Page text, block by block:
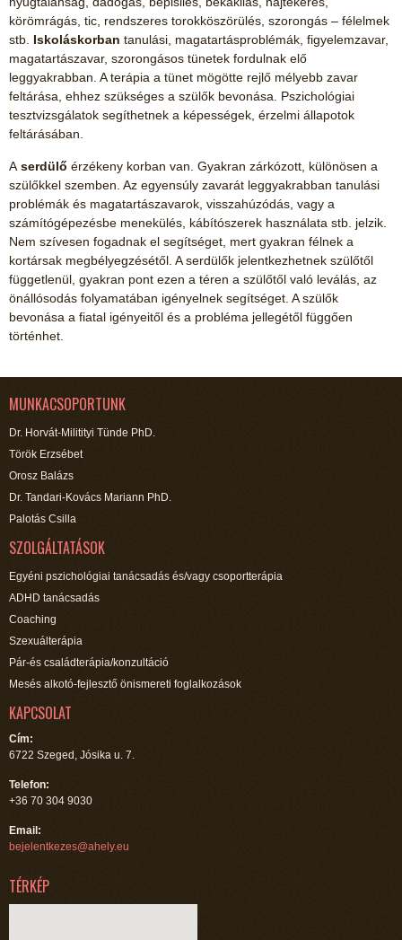
körömrágás, tic, rendszeres torokköszörülés, szorongás – félelmek
stb. Iskoláskorban tanulási, magatartásproblémák, figyelemzavar,
magatartászavar, szorongásos tünetek fordulnak elő
leggyakrabban. A terápia a tünet mögötte rejlő mélyebb zavar
feltárása, ehhez szükséges a szülők bevonása. Pszichológiai
tesztvizsgálatok segíthetnek a képességek, érzelmi állapotok
feltárásában.
A serdülő érzékeny korban van. Gyakran zárkózott, különösen a
szülőkkel szemben. Az egyensúly zavarát leggyakrabban tanulási
problémák és magatartászavarok, visszahúzódás, vagy a
számítógépezésbe menekülés, kábítószerek használata stb. jelzik.
Nem szívesen fogadnak el segítséget, mert gyakran félnek a
kortársak megbélyegzésétől. A serdülők jelentkezhetnek szülőtől
függetlenül, gyakran pont ezen a téren a szülőtől való leválás, az
önállósodás folyamatában igényelnek segítséget. A szülők
bevonása a fiatal igényeitől és a probléma jellegétől függően
történhet.
MUNKACSOPORTUNK
Dr. Horvát-Militityi Tünde PhD.
Török Erzsébet
Orosz Balázs
Dr. Tandari-Kovács Mariann PhD.
Palotás Csilla
SZOLGÁLTATÁSOK
Egyéni pszichológiai tanácsadás és/vagy csoportterápia
ADHD tanácsadás
Coaching
Szexuálterápia
Pár-és családterápia/konzultáció
Mesés alkotó-fejlesztő önismereti foglalkozások
KAPCSOLAT
Cím:
6722 Szeged, Jósika u. 7.
Telefon:
+36 70 304 9030
Email:
bejelentkezes@ahely.eu
TÉRKÉP